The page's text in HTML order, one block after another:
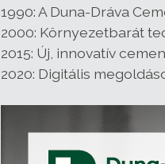
1990: A Duna-Dráva
2000: Környezetbarát
2015: Új, innovatív
2020: Digitális